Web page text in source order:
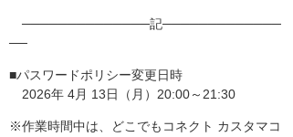
──────────────記─────────────
──
■パスワードポリシー変更日時
2026年 4月 13日（月）20:00～21:30
※作業時間中は、どこでもコネクト カスタマコ